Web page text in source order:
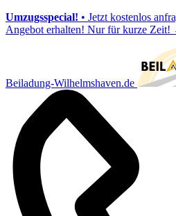
Umzugsspecial! • Jetzt kostenlos
Angebot erhalten! Nur für kurze Zeit!
Beiladung-Wilhelmshaven.de